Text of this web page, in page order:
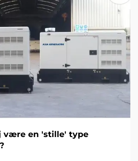
være en 'stille' type